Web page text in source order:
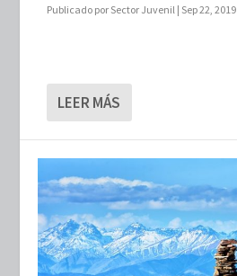
Publicado por Sector Juvenil | Sep 22, 2019
LEER MÁS